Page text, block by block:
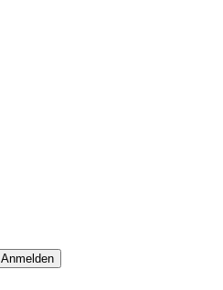
Anmelden